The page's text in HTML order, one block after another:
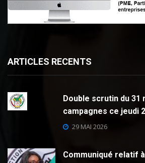
ARTICLES RECENTS
Double scrutin du 31
campagnes ce jeudi
29 MAI 2026
Communiqué relatif